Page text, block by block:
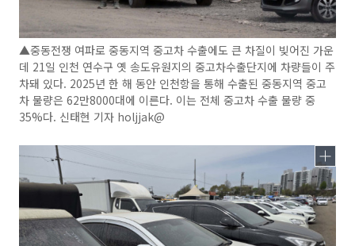
▲중동전쟁 여파로 중동지역 중고차 수출에도 큰 차질이 빚어진 가운
데 21일 인천 연수구 옛 송도유원지의 중고차수출단지에 차량들이 주
차돼 있다. 2025년 한 해 동안 인천항을 통해 수출된 중동지역 중고
차 물량은 62만8000대에 이른다. 이는 전체 중고차 수출 물량 중
35%다. 신태현 기자 holjjak@